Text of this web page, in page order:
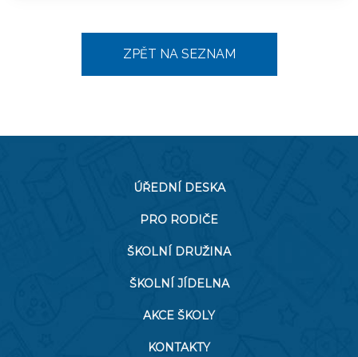
ZPĚT NA SEZNAM
ÚŘEDNÍ DESKA
PRO RODIČE
ŠKOLNÍ DRUŽINA
ŠKOLNÍ JÍDELNA
AKCE ŠKOLY
KONTAKTY